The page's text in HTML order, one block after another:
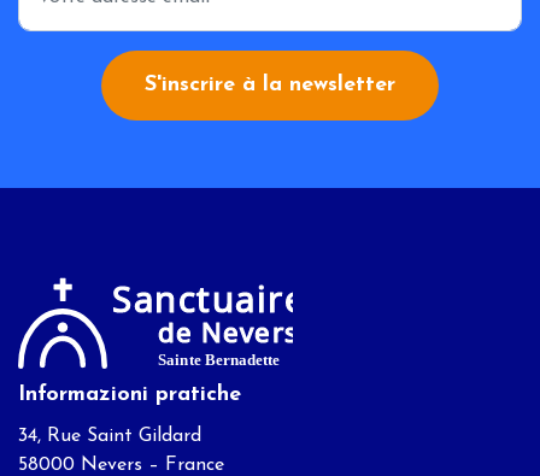
S'inscrire à la newsletter
Informazioni pratiche
34, Rue Saint Gildard
58000 Nevers – France